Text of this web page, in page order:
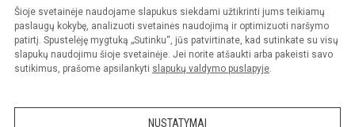
Šioje svetainėje naudojame slapukus siekdami užtikrinti jums teikiamų
paslaugų kokybę, analizuoti svetainės naudojimą ir optimizuoti naršymo
patirtį. Spustelėję mygtuką „Sutinku“, jūs patvirtinate, kad sutinkate su visų
slapukų naudojimu šioje svetainėje. Jei norite atšaukti arba pakeisti savo
sutikimus, prašome apsilankyti slapukų valdymo puslapyje.
NUSTATYMAI
Kopijuoti turinį be raštiško Bukiškio pagrindinės mokyklos administracijos
sutikimo griežtai draudžiama.
Prieinamumo paraiška Slapukų valdymas
Sumanus būdas atnaujinti